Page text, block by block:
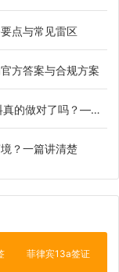
点与常见雷区
方答案与合规方案
？——详解常见拒签雷区
？一篇讲清楚
菲律宾13a签证